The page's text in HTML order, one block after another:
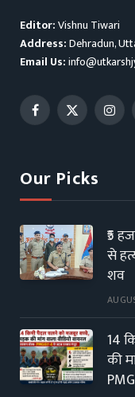
Editor:Vishnu Tiwari
Address:Dehradun,
Email Us:
Facebook
X
Our Picks
₹5
से
शव
14
की